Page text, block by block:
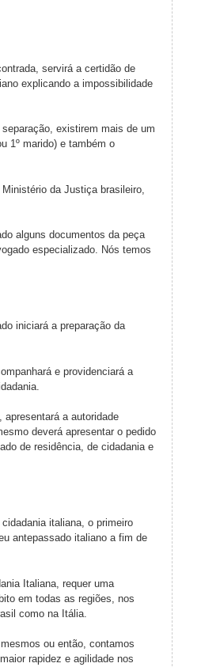
servirá a certidão de
explicando a impossibilidade
existirem mais de um
1º marido) e também o
da Justiça brasileiro,
alguns documentos da peça
especializado. Nós temos
iniciará a preparação da
e providenciará a
a autoridade
deverá apresentar o pedido
de residência, de cidadania e
italiana, o primeiro
antepassado italiano a fim de
Italiana, requer uma
em todas as regiões, nos
como na Itália.
ou então, contamos
rapidez e agilidade nos